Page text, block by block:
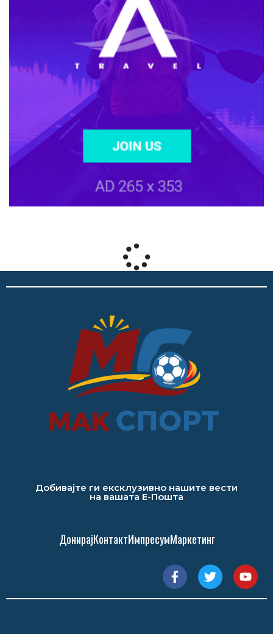
Добивајте ги ексклузивно нашите вести
на вашата Е-Пошта
ДонирајКонтактИмпресумМаркетинг